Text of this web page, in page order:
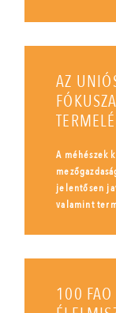
AZ
A méhészek
jelentősen
valamint
100 FAO